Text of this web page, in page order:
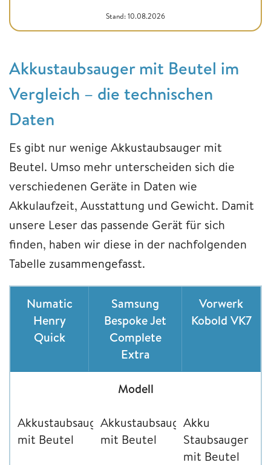
Stand: 10.08.2026
Akkustaubsauger mit Beutel im
Vergleich – die technischen
Daten
Es gibt nur wenige Akkustaubsauger mit
Beutel. Umso mehr unterscheiden sich die
verschiedenen Geräte in Daten wie
Akkulaufzeit, Ausstattung und Gewicht. Damit
unsere Leser das passende Gerät für sich
finden, haben wir diese in der nachfolgenden
Tabelle zusammengefasst.
Numatic
Henry
Quick
Samsung
Bespoke Jet
Complete
Extra
Vorwerk
Kobold VK7
Modell
Akkustaubsauger
mit Beutel
Akkustaubsauger
mit Beutel
Akku
Staubsauger
mit Beutel